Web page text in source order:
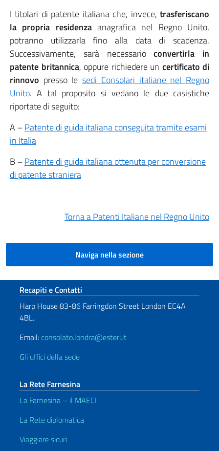
I titolari di patente italiana che, invece, trasferiscano
la propria residenzaanagrafica nel Regno Unito,
potranno utilizzarla fino alla data di scadenza.
Successivamente, sarà necessarioconvertirla in
patente britannica, oppure richiedere un certificato di
rinnovo presso lesedi Consolari italiane nel Regno
Unito. A tal proposito si vedano le due casistiche
riportate di seguito:
A –Patente di guida italiana conseguita tramite esami
in Italia
B –Patente di guida italiana ottenuta per conversione
di patente straniera
Torna a Patenti Italiane nel Regno Unito
Naviga nella sezione
Sezione footer
Recapiti e Contatti
Harp House 83-86 Farringdon Street London EC4A
4BL.
Email: consolato.londra@esteri.it
Gli uffici della sede
La Rete Farnesina
La Farnesina – il MAECI
La Rete diplomatica
Viaggiare sicuri